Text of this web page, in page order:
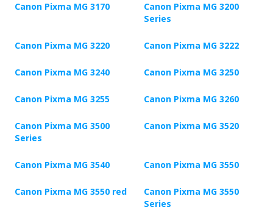
Canon Pixma MG 3170
Canon Pixma MG 3200
Series
Canon Pixma MG 3220 Canon Pixma MG 3222
Canon Pixma MG 3240 Canon Pixma MG 3250
Canon Pixma MG 3255 Canon Pixma MG 3260
Canon Pixma MG 3500
Series
Canon Pixma MG 3520
Canon Pixma MG 3540 Canon Pixma MG 3550
Canon Pixma MG 3550 red
Canon Pixma MG 3550
Series